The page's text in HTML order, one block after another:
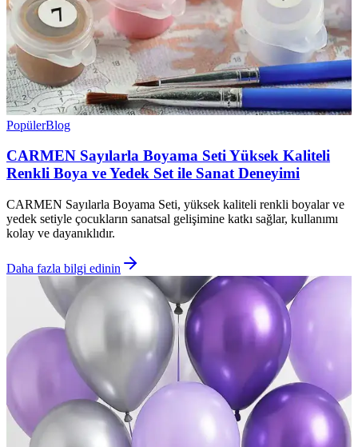
PopülerBlog
CARMEN Sayılarla Boyama Seti Yüksek Kaliteli
Renkli Boya ve Yedek Set ile Sanat Deneyimi
CARMEN Sayılarla Boyama Seti, yüksek kaliteli renkli boyalar ve
yedek setiyle çocukların sanatsal gelişimine katkı sağlar, kullanımı
kolay ve dayanıklıdır.
Daha fazla bilgi edinin